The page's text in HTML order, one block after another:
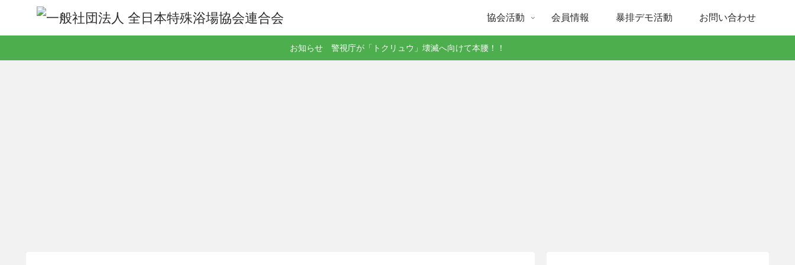
協会活動 会員情報 暴排デモ活動 お問い合わせ
お知らせ 警視庁が「トクリュウ」壊滅へ向けて本腰！！